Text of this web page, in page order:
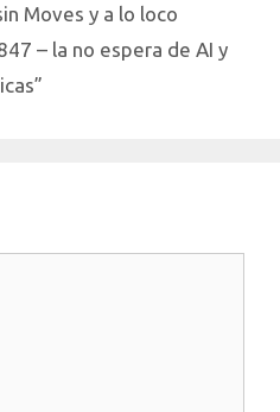
Moves y a lo loco
– la no espera de AI y